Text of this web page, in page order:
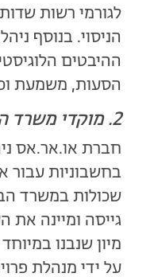
לגורמי רשות
הניסוי. בנוסף
ההיבטים
הסעות, משמעת
2. מוקדי משרד הבטחון
חברת או.אר.אס
בחשבוניות עבור
שכולות במשרד
גייסה ומיינה את
מיון שנבנו
על ידי מנהלת